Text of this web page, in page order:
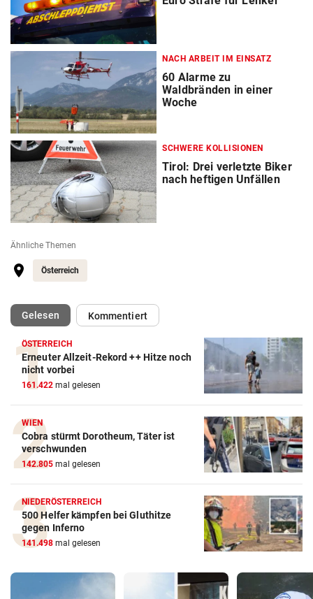
NACH ARBEIT IM EINSATZ
60 Alarme zu
Waldbränden in einer
Woche
SCHWERE KOLLISIONEN
Tirol: Drei verletzte Biker
nach heftigen Unfällen
Ähnliche Themen
Österreich
Gelesen(ausgewählt)Kommentiert
ÖSTERREICH
Erneuter Allzeit-Rekord ++ Hitze noch
nicht vorbei
161.422 mal gelesen
WIEN
Cobra stürmt Dorotheum, Täter ist
verschwunden
142.805 mal gelesen
NIEDERÖSTERREICH
500 Helfer kämpfen bei Gluthitze
gegen Inferno
141.498 mal gelesen